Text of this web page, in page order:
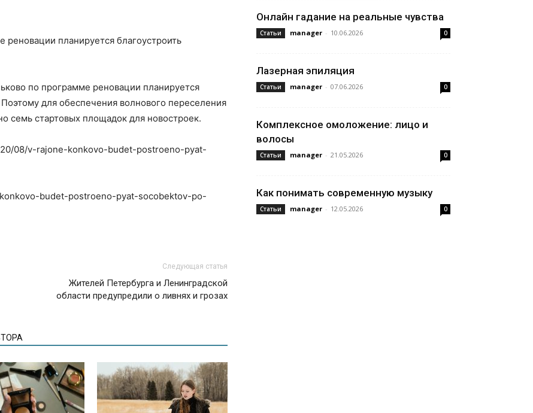
планируется благоустроить
по программе реновации планируется
для обеспечения волнового переселения
семь стартовых площадок для новостроек.
08/v-rajone-konkovo-budet-postroeno-pyat-
budet-postroeno-pyat-socobektov-po-
Следующая статья
Жителей Петербурга и Ленинградской
области предупредили о ливнях и грозах
Онлайн гадание на реальные чувства
Статьи manager - 10.06.2026 0
Лазерная эпиляция
Статьи manager - 07.06.2026 0
Комплексное омоложение: лицо и
волосы
Статьи manager - 21.05.2026 0
Как понимать современную музыку
Статьи manager - 12.05.2026 0